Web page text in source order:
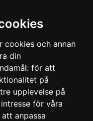
cookies och annan
din
för att
på
upplevelse på
för våra
anpassa